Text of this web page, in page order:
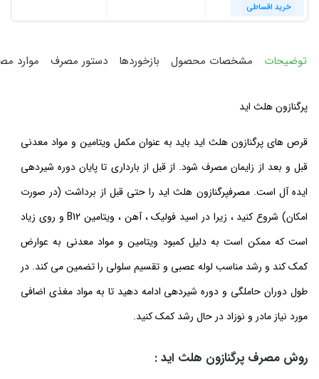
خرید اقساطی
خرید اقساطی
خرید اقساطی
خرید اقساطی
خرید اقساطی
خرید اقساطی
خرید اقساطی
خرید اقساطی
خرید اقساطی
خرید اقساطی
خرید اقساطی
خرید اقساطی
توضیحات مشخصات محصول بازخوردها دستور مصرف موارد
پرگنازون هلث اید
قرص های پرگنازون هلث اید باید به عنوان مکمل ویتامین و مواد معدنی
قبل و بعد از زایمان مصرف شود. از قبل از بارداری تا پایان دوره شیردهی
ایده آل است. مصرفپرگنازون هلث اید را حتی قبل از برداشت (در صورت
امکان) شروع کنید ، زیرا در اسید فولیک ، آهن ، ویتامین B12 و روی زیاد
است که ممکن است به دلیل کمبود ویتامین و مواد معدنی به عوارض
کمک کند و رشد مناسب لوله عصبی و تقسیم سلولی را تضمین می کند. در
طول دوران حاملگی و دوره شیردهی ادامه دهید تا به مواد مغذی اضافی
مورد نیاز مادر و نوزاد در حال رشد کمک کنید.
روش مصرف پرگنازون هلث اید :